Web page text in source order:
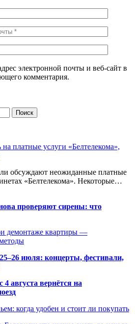
электронной почты и веб-сайт в
комментария.
платные услуги «Белтелекома»,
обсуждают неожиданные платные
«Белтелекома». Некоторые…
проверяют сирены: что
демонтаже квартиры —
июля: концерты, фестивали,
августа вернётся на
когда удобен и стоит ли покупать